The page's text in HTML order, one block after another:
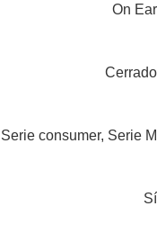
On Ear
Cerrado
Serie consumer, Serie M
Sí